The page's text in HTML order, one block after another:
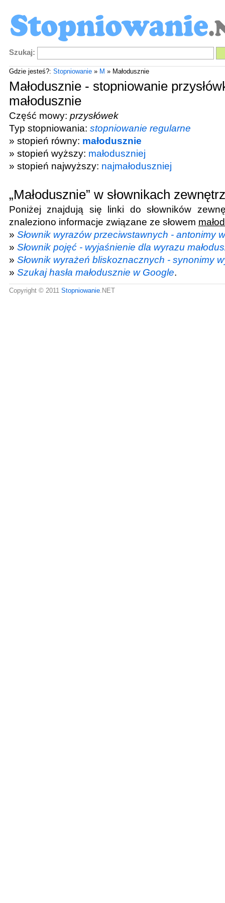
Szukaj:
Gdzie jesteś?: Stopniowanie» M » Małodusznie
Małodusznie - stopniowanie
małodusznie
Część mowy: przysłówek
Typ stopniowania: stopniowanie regularne
» stopień równy: małodusznie
» stopień wyższy: małoduszniej
» stopień najwyższy: najmałoduszniej
„Małodusznie” w słownikach
Poniżej znajdują się linki do słowników
znaleziono informacje związane ze słowem
» Słownik wyrazów przeciwstawnych - antonimy
» Słownik pojęć - wyjaśnienie dla wyrazu
» Słownik wyrażeń bliskoznacznych - synonimy
» Szukaj hasła małodusznie w Google.
Copyright © 2011 Stopniowanie.NET